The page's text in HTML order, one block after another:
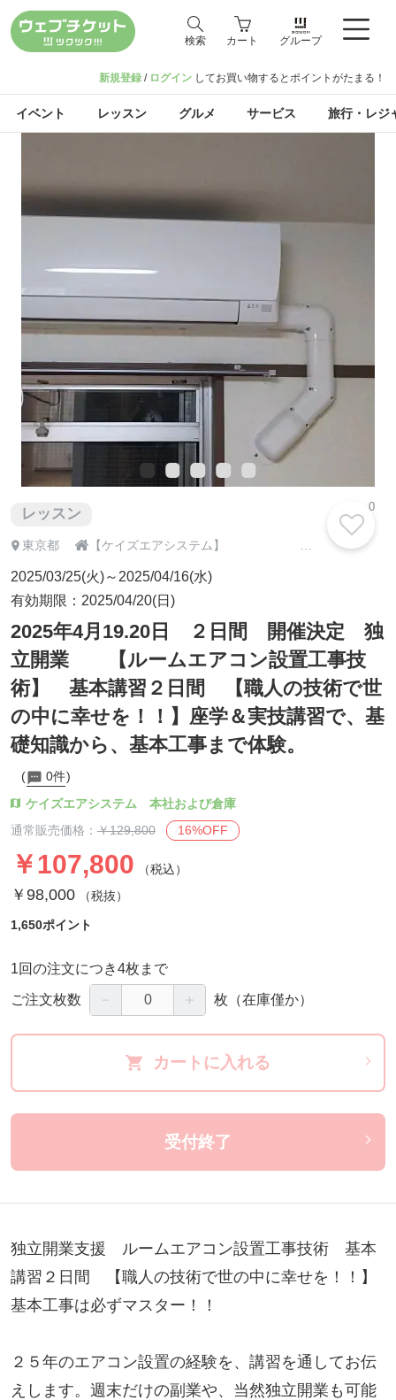
検索 カート グループ
新規登録 / ログイン してお買い物するとポイントがたまる！
イベント レッスン グルメ サービス 旅行・レジ
レッスン
東京都  【ケイズエアシステム】 エアコンの販売・施工・メンテナンスおまかせください！！
2025/03/25(火)～2025/04/16(水)
有効期限：2025/04/20(日)
2025年4月19.20日 ２日間 開催決定 独
立開業 【ルームエアコン設置工事技
術】 基本講習２日間 【職人の技術で世
の中に幸せを！！】座学＆実技講習で、基
礎知識から、基本工事まで体験。
0件
ケイズエアシステム 本社および倉庫
通常販売価格： ￥129,800 16%OFF
￥107,800 （税込）
￥98,000（税抜）
1,650ポイント
1回の注文につき4枚まで
ご注文枚数 － ＋ 枚 （在庫僅か）
カートに入れる
0
受付終了
独立開業支援　ルームエアコン設置工事技術　基本
講習２日間　【職人の技術で世の中に幸せを！！】
基本工事は必ずマスター！！
２５年のエアコン設置の経験を、講習を通してお伝
えします。週末だけの副業や、当然独立開業も可能